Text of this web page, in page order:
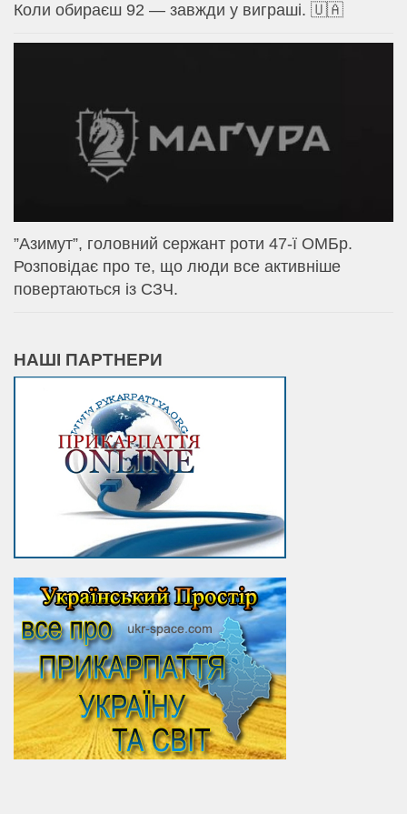
Коли обираєш 92 — завжди у виграші. 🇺🇦
⁨”Азимут”, головний сержант роти 47-ї ОМБр.
Розповідає про те, що люди все активніше
повертаються із СЗЧ.
НАШІ ПАРТНЕРИ